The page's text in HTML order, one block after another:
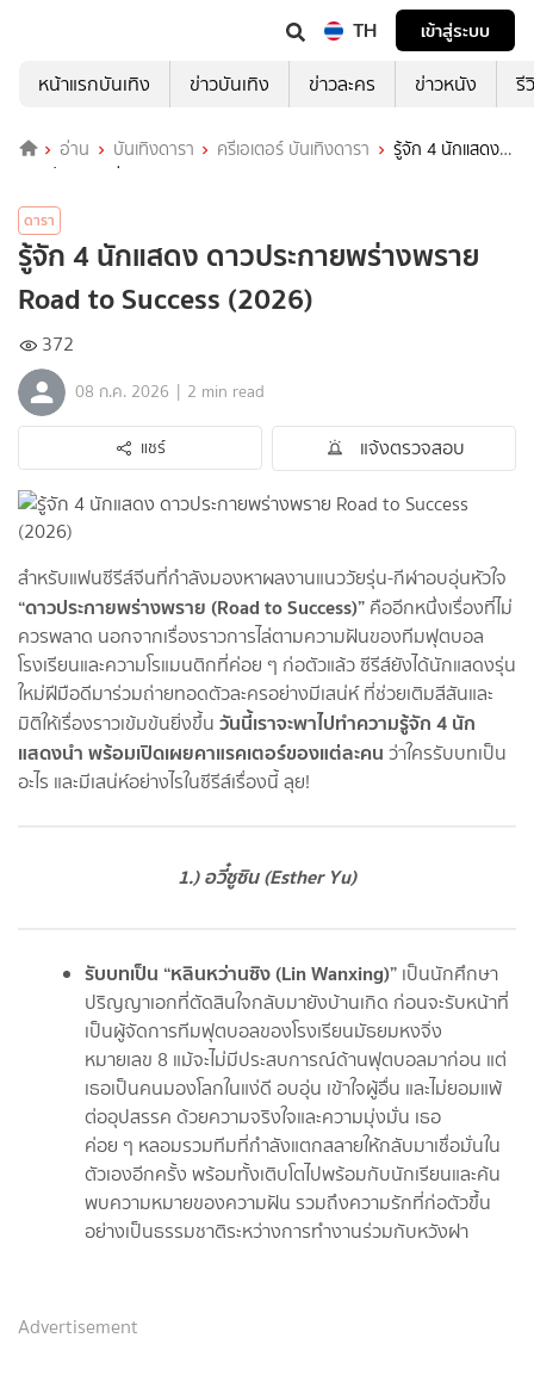
TH
เข้าสู่ระบบ
หน้าแรกบันเทิง
ข่าวบันเทิง ข่าวละคร ข่าวหนัง รี
อ่าน บันเทิงดารา ครีเอเตอร์ บันเทิงดารา
รู้จัก 4 นักแสดง
ดาวประกายพร่างพราย Road to Success (2026)
ดารา
รู้จัก 4 นักแสดง ดาวประกายพร่างพราย
Road to Success (2026)
372
08 ก.ค. 2026 | 2 min read
แชร์ แจ้งตรวจสอบ
สำหรับแฟนซีรีส์จีนที่กำลังมองหาผลงานแนววัยรุ่น-กีฬาอบอุ่นหัวใจ
“ดาวประกายพร่างพราย (Road to Success)” คืออีกหนึ่งเรื่องที่ไม่
ควรพลาด นอกจากเรื่องราวการไล่ตามความฝันของทีมฟุตบอล
โรงเรียนและความโรแมนติกที่ค่อย ๆ ก่อตัวแล้ว ซีรีส์ยังได้นักแสดงรุ่น
ใหม่ฝีมือดีมาร่วมถ่ายทอดตัวละครอย่างมีเสน่ห์ ที่ช่วยเติมสีสันและ
มิติให้เรื่องราวเข้มข้นยิ่งขึ้น วันนี้เราจะพาไปทำความรู้จัก 4 นัก
แสดงนำ พร้อมเปิดเผยคาแรคเตอร์ของแต่ละคน ว่าใครรับบทเป็น
อะไร และมีเสน่ห์อย่างไรในซีรีส์เรื่องนี้ ลุย!
1.) อวี๋ซูซิน (Esther Yu)
รับบทเป็น “หลินหว่านซิง (Lin Wanxing)” เป็นนักศึกษา
ปริญญาเอกที่ตัดสินใจกลับมายังบ้านเกิด ก่อนจะรับหน้าที่
เป็นผู้จัดการทีมฟุตบอลของโรงเรียนมัธยมหงจิ่ง
หมายเลข 8 แม้จะไม่มีประสบการณ์ด้านฟุตบอลมาก่อน แต่
เธอเป็นคนมองโลกในแง่ดี อบอุ่น เข้าใจผู้อื่น และไม่ยอมแพ้
ต่ออุปสรรค ด้วยความจริงใจและความมุ่งมั่น เธอ
ค่อย ๆ หลอมรวมทีมที่กำลังแตกสลายให้กลับมาเชื่อมั่นใน
ตัวเองอีกครั้ง พร้อมทั้งเติบโตไปพร้อมกับนักเรียนและค้น
พบความหมายของความฝัน รวมถึงความรักที่ก่อตัวขึ้น
อย่างเป็นธรรมชาติระหว่างการทำงานร่วมกับหวังฝา
Advertisement